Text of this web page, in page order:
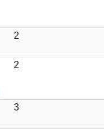
2
2
3